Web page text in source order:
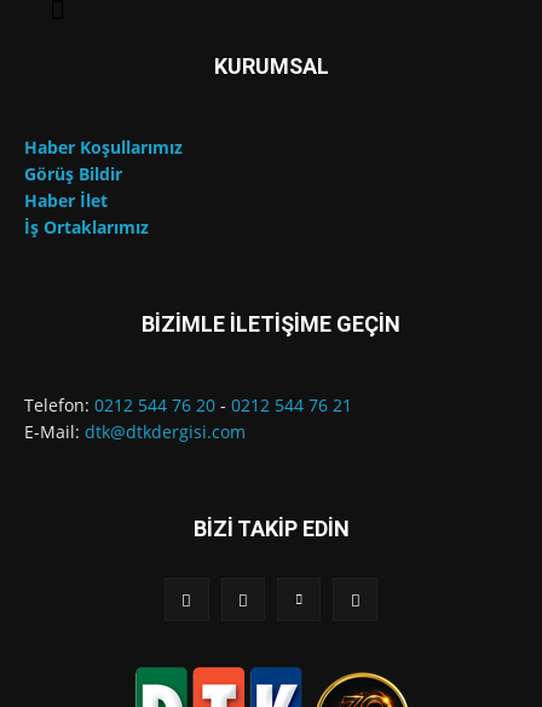
KURUMSAL
Haber Koşullarımız
Görüş Bildir
Haber İlet
İş Ortaklarımız
BİZİMLE İLETİŞİME GEÇİN
Telefon: 0212 544 76 20 - 0212 544 76 21
E-Mail: dtk@dtkdergisi.com
BİZİ TAKİP EDİN